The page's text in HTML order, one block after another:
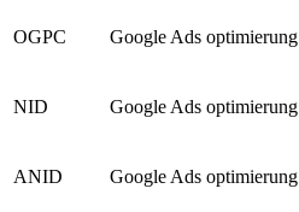
OGPC Google Ads optimierung
NID Google Ads optimierung
ANID Google Ads optimierung